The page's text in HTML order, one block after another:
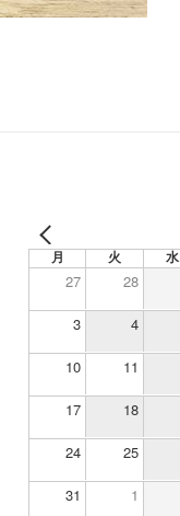
月 火 水
27 28
3 4
10 11
17 18
24 25
31 1